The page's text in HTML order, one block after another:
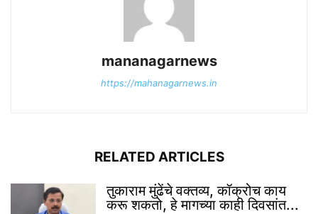
mananagarnews
https://mahanagarnews.in
RELATED ARTICLES
तुकाराम मुंढेंचे वक्तव्य, कॉक्रोच काय
करू शकतो, हे मागच्या काही दिवसांत...